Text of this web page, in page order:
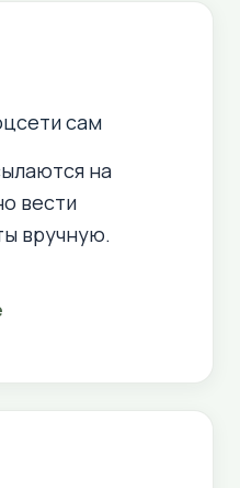
сам
на
вести
вручную.